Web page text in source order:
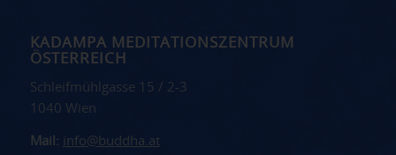
KADAMPA MEDITATIONSZENTRUM
ÖSTERREICH
Schleifmühlgasse 15 / 2-3
1040 Wien
Mail: info@buddha.at